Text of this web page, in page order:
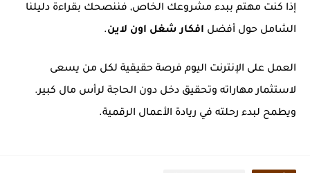
إذا كنت مهتم ببدء مشروعك الخاص, فننصحك بقراءة دليلنا
الشامل حول أفضل افكار شغل اون لاين.
العمل على الإنترنت اليوم فرصة حقيقية لكل من يسعى
لاستثمار مهاراته وتحقيق دخل دون الحاجة لرأس مال كبير.
ويطمح لبدء رحلته في ريادة الأعمال الرقمية.